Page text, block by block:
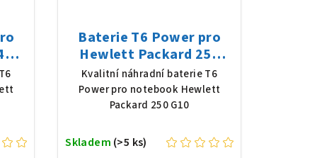
Baterie T6 Power pro
Hewlett Packard 250
G10, Li-Poly, 11,25 V,
3648 mAh (41 Wh), černá
Kvalitní náhradní baterie T6
Power pro notebook Hewlett
Packard 250 G10
Skladem (>5 ks)